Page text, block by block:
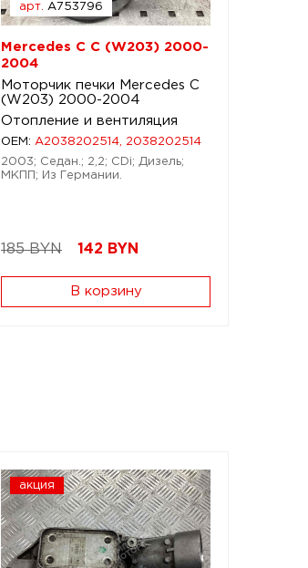
арт. A753796
Mercedes C C (W203) 2000-
2004
Моторчик печки Mercedes C
(W203) 2000-2004
Отопление и вентиляция
OEM: A2038202514, 2038202514
2003; Седан.; 2,2; CDi; Дизель;
МКПП; Из Германии.
185 BYN 142 BYN
В корзину
акция